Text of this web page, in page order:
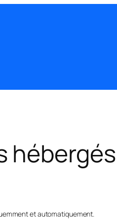
hébergés
et automatiquement.